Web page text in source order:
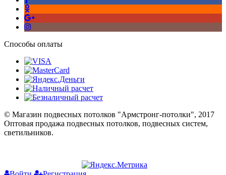
Способы оплаты
© Магазин подвесных потолков "Армстронг-потолки", 2017
Оптовая продажа подвесных потолков, подвесных систем,
светильников.